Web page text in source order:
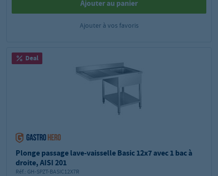
Ajouter au panier
Ajouter à vos favoris
Deal
Plonge passage lave-vaisselle Basic 12x7 avec 1 bac à
droite, AISI 201
Réf.: GH-SPZT-BASIC12X7R